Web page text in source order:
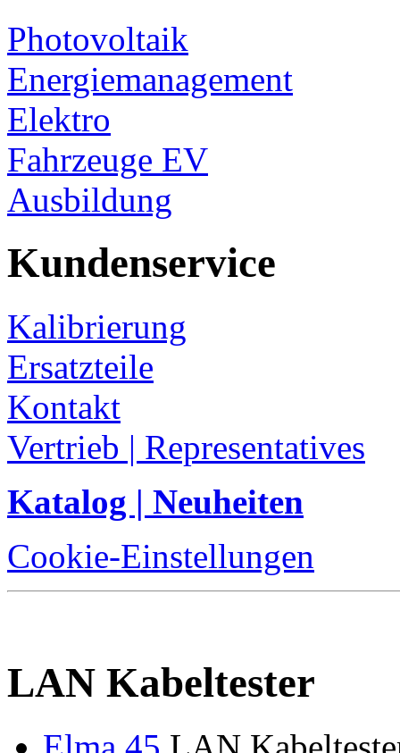
Photovoltaik
Energiemanagement
Elektro
Fahrzeuge EV
Ausbildung
Kundenservice
Kalibrierung
Ersatzteile
Kontakt
Vertrieb | Representatives
Katalog | Neuheiten
Cookie-Einstellungen
LAN Kabeltester